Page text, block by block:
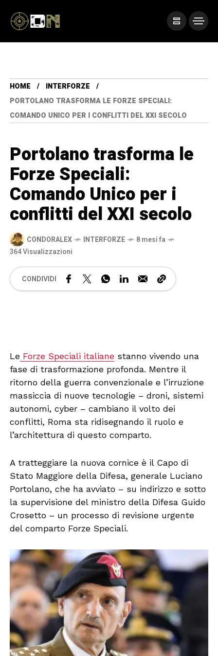
HOME
INTERFORZE
PORTOLANO TRASFORMA LE FORZE SPECIALI:
COMANDO UNICO PER I CONFLITTI DEL XXI SECOLO
Portolano trasforma le
Forze Speciali:
Comando Unico per i
conflitti del XXI secolo
CONDORALEX INTERFORZE
8 mesi fa
364 Visualizzazioni
CONDIVIDI
Le Forze Speciali italiane stanno vivendo una
fase di trasformazione profonda. Mentre il
ritorno della guerra convenzionale e l’irruzione
massiccia di nuove tecnologie – droni, sistemi
autonomi, cyber – cambiano il volto dei
conflitti, Roma sta ridisegnando il ruolo e
l’architettura di questo comparto.
A tratteggiare la nuova cornice è il Capo di
Stato Maggiore della Difesa, generale Luciano
Portolano, che ha avviato – su indirizzo e sotto
la supervisione del ministro della Difesa Guido
Crosetto – un processo di revisione urgente
del comparto Forze Speciali.